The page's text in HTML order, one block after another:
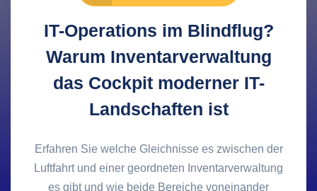
IT-Operations im Blindflug?
Warum Inventarverwaltung
das Cockpit moderner IT-
Landschaften ist
Erfahren Sie welche Gleichnisse es zwischen der
Luftfahrt und einer geordneten Inventarverwaltung
es gibt und wie beide Bereiche voneinander